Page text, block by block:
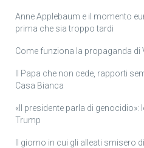
Anne Applebaum e il momento
prima che sia troppo tardi
Come funziona la propaganda di
Il Papa che non cede, rapporti
Casa Bianca
«Il presidente parla di
Trump
Il giorno in cui gli alleati smisero